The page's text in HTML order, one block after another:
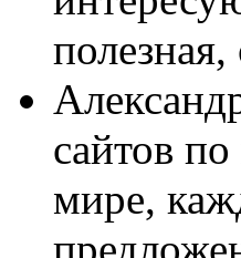
сайтов
мире,